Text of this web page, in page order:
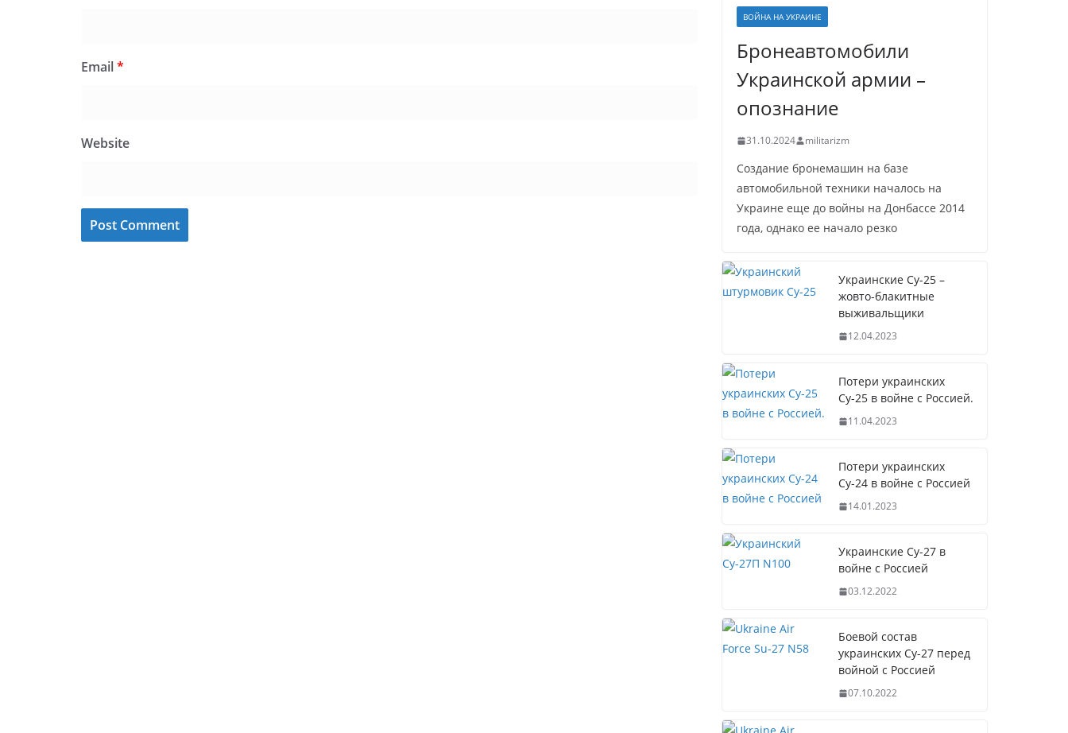
Email*
Website
ВОЙНА НА УКРАИНЕ
Бронеавтомобили
Украинской армии –
опознание
31.10.2024 militarizm
Создание бронемашин на базе
автомобильной техники началось на
Украине еще до войны на Донбассе 2014
года, однако ее начало резко
Украинские Су-25 –
жовто-блакитные
выживальщики
12.04.2023
Потери украинских
Су-25 в войне с Россией.
11.04.2023
Потери украинских
Су-24 в войне с Россией
14.01.2023
Украинские Су-27 в
войне с Россией
03.12.2022
Боевой состав
украинских Су-27 перед
войной с Россией
07.10.2022